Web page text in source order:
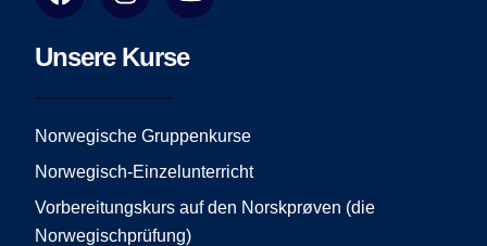
e
o
o
t
g
r
m
t
e
Unsere Kurse
Norwegische Gruppenkurse
Norwegisch-Einzelunterricht
Vorbereitungskurs auf den Norskprøven (die
Norwegischprüfung)